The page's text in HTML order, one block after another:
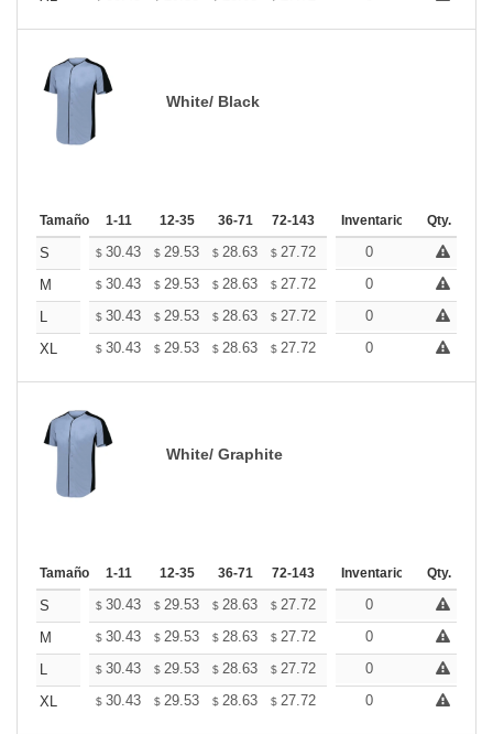
White/ Black
Tamaño 1-11 12-35 36-71 72-143 144-287 288 +
Inventario Qty.
S $ 30.43 $ 29.53 $ 28.63 $ 27.72 26.82
0
M
$ 30.43 $ 29.53 $ 28.63 $ 27.72 26.82
0
L
$ 30.43 $ 29.53 $ 28.63 $ 27.72 26.82
0
XL
$ 30.43 $ 29.53 $ 28.63 $ 27.72 26.82
0
White/ Graphite
Tamaño 1-11 12-35 36-71 72-143 144-287 288 +
Inventario Qty.
S $ 30.43 $ 29.53 $ 28.63 $ 27.72 26.82
0
M
$ 30.43 $ 29.53 $ 28.63 $ 27.72 26.82
0
L
$ 30.43 $ 29.53 $ 28.63 $ 27.72 26.82
0
XL
$ 30.43 $ 29.53 $ 28.63 $ 27.72 26.82
0